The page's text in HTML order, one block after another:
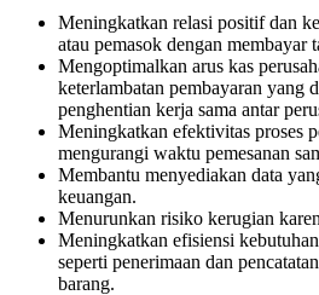
Meningkatkan relasi positif dan
atau pemasok dengan membayar
Mengoptimalkan arus kas
keterlambatan pembayaran yang
penghentian kerja sama antar
Meningkatkan efektivitas proses
mengurangi waktu pemesanan
Membantu menyediakan data
keuangan.
Menurunkan risiko kerugian
Meningkatkan efisiensi
seperti penerimaan dan
barang.